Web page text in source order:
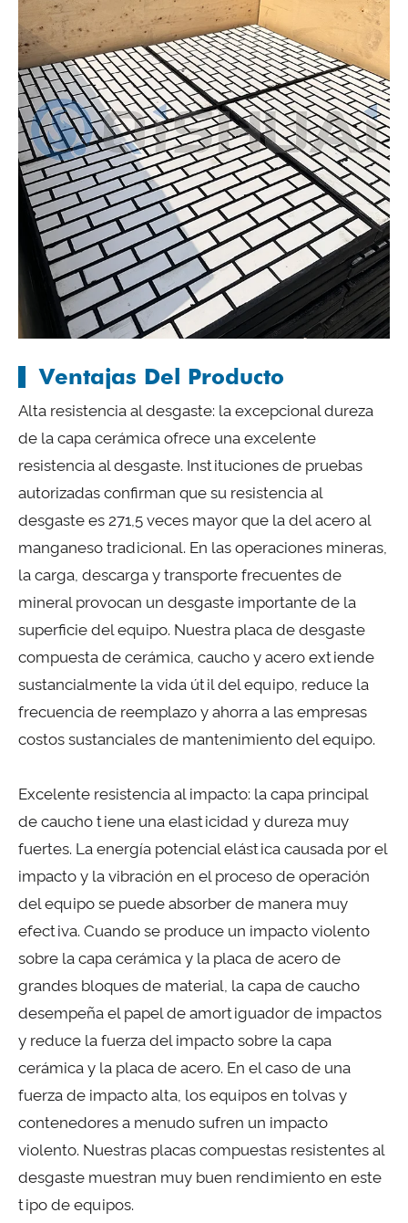
Ventajas Del Producto
Alta resistencia al desgaste: la excepcional dureza
de la capa cerámica ofrece una excelente
resistencia al desgaste. Instituciones de pruebas
autorizadas confirman que su resistencia al
desgaste es 271,5 veces mayor que la del acero al
manganeso tradicional. En las operaciones mineras,
la carga, descarga y transporte frecuentes de
mineral provocan un desgaste importante de la
superficie del equipo. Nuestra placa de desgaste
compuesta de cerámica, caucho y acero extiende
sustancialmente la vida útil del equipo, reduce la
frecuencia de reemplazo y ahorra a las empresas
costos sustanciales de mantenimiento del equipo.
Excelente resistencia al impacto: la capa principal
de caucho tiene una elasticidad y dureza muy
fuertes. La energía potencial elástica causada por el
impacto y la vibración en el proceso de operación
del equipo se puede absorber de manera muy
efectiva. Cuando se produce un impacto violento
sobre la capa cerámica y la placa de acero de
grandes bloques de material, la capa de caucho
desempeña el papel de amortiguador de impactos
y reduce la fuerza del impacto sobre la capa
cerámica y la placa de acero. En el caso de una
fuerza de impacto alta, los equipos en tolvas y
contenedores a menudo sufren un impacto
violento. Nuestras placas compuestas resistentes al
desgaste muestran muy buen rendimiento en este
tipo de equipos.